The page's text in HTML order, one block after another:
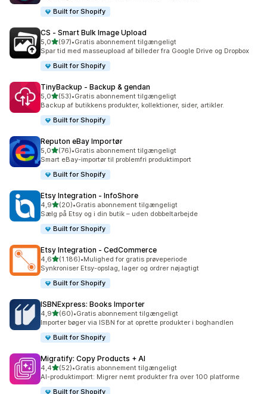
Built for Shopify
CS ‑ Smart Bulk Image Upload
5,0ud af 5 stjerner
(97)
97 anmeldelser i alt
•Gratis abonnement tilgængeligt
Spar tid med masseupload af billeder fra Google Drive og Dropbox
Built for Shopify
TinyBackup ‑ Backup & gendan
5,0ud af 5 stjerner
(53)
53 anmeldelser i alt
•Gratis abonnement tilgængeligt
Backup af butikkens produkter, kollektioner, sider, artikler.
Built for Shopify
Reputon eBay Importør
5,0ud af 5 stjerner
(76)
76 anmeldelser i alt
•Gratis abonnement tilgængeligt
Smart eBay-importør til problemfri produktimport
Built for Shopify
Etsy Integration ‑ InfoShore
4,9ud af 5 stjerner
(20)
20 anmeldelser i alt
•Gratis abonnement tilgængeligt
Sælg på Etsy og i din butik – uden dobbeltarbejde
Built for Shopify
Etsy Integration ‑ CedCommerce
4,6ud af 5 stjerner
(1.186)
1186 anmeldelser i alt
•Mulighed for gratis prøveperiode
Synkroniser Etsy-opslag, lager og ordrer nøjagtigt
Built for Shopify
ISBNExpress: Books Importer
4,9ud af 5 stjerner
(60)
60 anmeldelser i alt
•Gratis abonnement tilgængeligt
Importer bøger via ISBN for at oprette produkter i boghandlen
Built for Shopify
Migratify: Copy Products + AI
4,4ud af 5 stjerner
(52)
52 anmeldelser i alt
•Gratis abonnement tilgængeligt
AI-produktimport: Migrer nemt produkter fra over 100 platforme
Built for Shopify